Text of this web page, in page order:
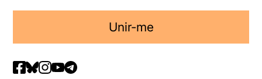
Unir-me